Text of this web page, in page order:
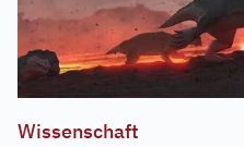
Wissenschaft